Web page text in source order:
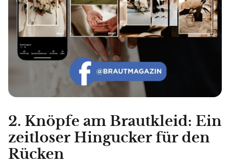
2. Knöpfe am Brautkleid: Ein
zeitloser Hingucker für den
Rücken